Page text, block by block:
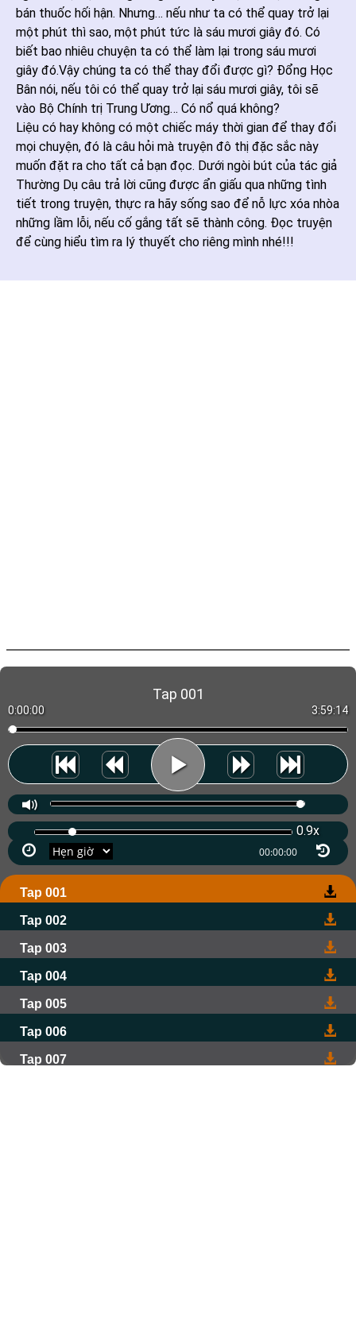
bán thuốc hối hận. Nhưng… nếu như ta có thể quay trở lại
một phút thì sao, một phút tức là sáu mươi giây đó. Có
biết bao nhiêu chuyện ta có thể làm lại trong sáu mươi
giây đó.Vậy chúng ta có thể thay đổi được gì? Đổng Học
Bân nói, nếu tôi có thể quay trở lại sáu mươi giây, tôi sẽ
vào Bộ Chính trị Trung Ương… Có nổ quá không?
Liệu có hay không có một chiếc máy thời gian để thay đổi
mọi chuyện, đó là câu hỏi mà truyện đô thị đặc sắc này
muốn đặt ra cho tất cả bạn đọc. Dưới ngòi bút của tác giả
Thường Dụ câu trả lời cũng được ẩn giấu qua những tình
tiết trong truyện, thực ra hãy sống sao để nỗ lực xóa nhòa
những lầm lỗi, nếu cố gắng tất sẽ thành công. Đọc truyện
để cùng hiểu tìm ra lý thuyết cho riêng mình nhé!!!
Tap 001
0:00:00 3:59:14
0.9x
Tap 001
Tap 002
Tap 003
Tap 004
Tap 005
Tap 006
Tap 007